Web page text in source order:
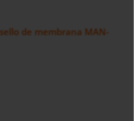
de membrana MAN-